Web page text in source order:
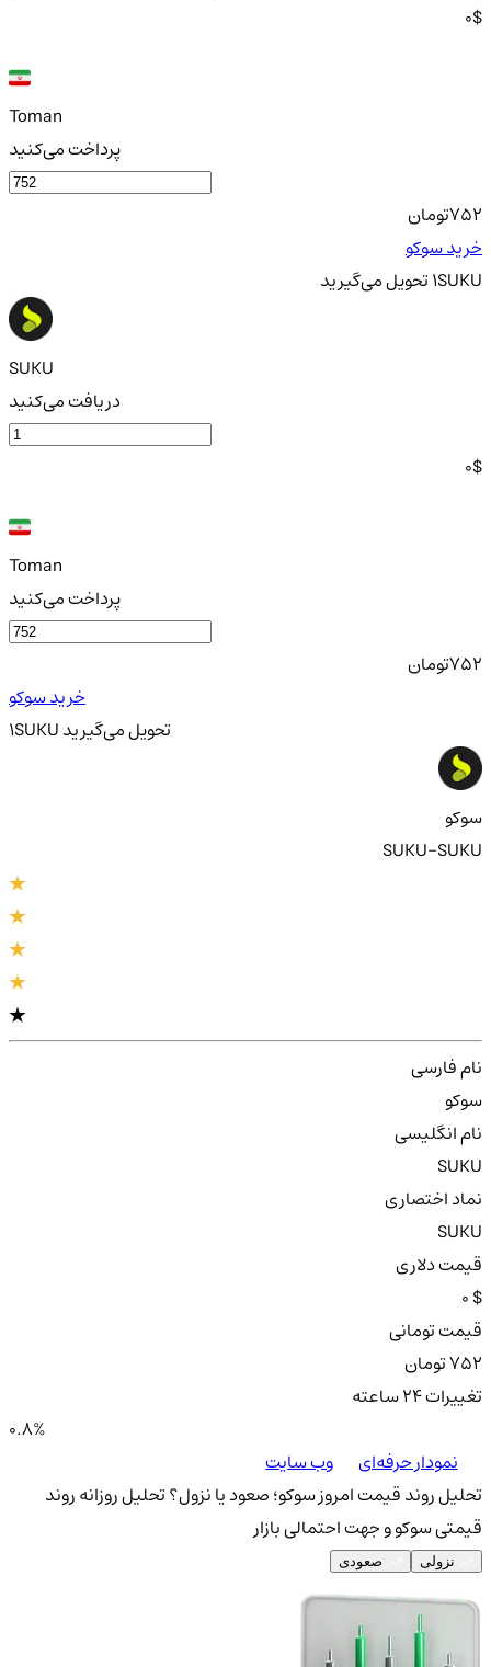
0$
Toman
پرداخت می‌کنید
752تومان
خرید سوکو
1SUKUتحویلمی‌گیرید
SUKU
دریافت می‌کنید
0$
Toman
پرداخت می‌کنید
752تومان
خرید سوکو
1SUKU تحویلمی‌گیرید
سوکو
SUKU-SUKU
نام فارسی
سوکو
نام انگلیسی
SUKU
نماد اختصاری
SUKU
قیمت دلاری
0 $
قیمت تومانی
752 تومان
تغییرات ۲۴ ساعته
0.8%
نمودار حرفه‌ای
وب سایت
تحلیل روند قیمت امروز سوکو؛ صعود یا نزول؟تحلیل روزانه روند
قیمتی سوکو و جهت احتمالی بازار
نزولی صعودی